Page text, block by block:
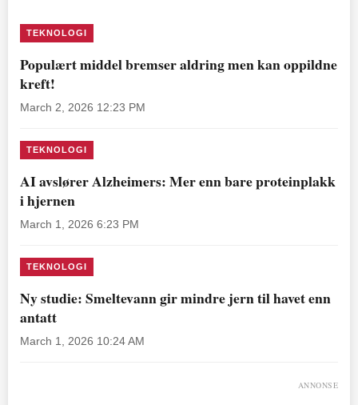
TEKNOLOGI
Populært middel bremser aldring men kan oppildne
kreft!
March 2, 2026 12:23 PM
TEKNOLOGI
AI avslører Alzheimers: Mer enn bare proteinplakk
i hjernen
March 1, 2026 6:23 PM
TEKNOLOGI
Ny studie: Smeltevann gir mindre jern til havet enn
antatt
March 1, 2026 10:24 AM
ANNONSE